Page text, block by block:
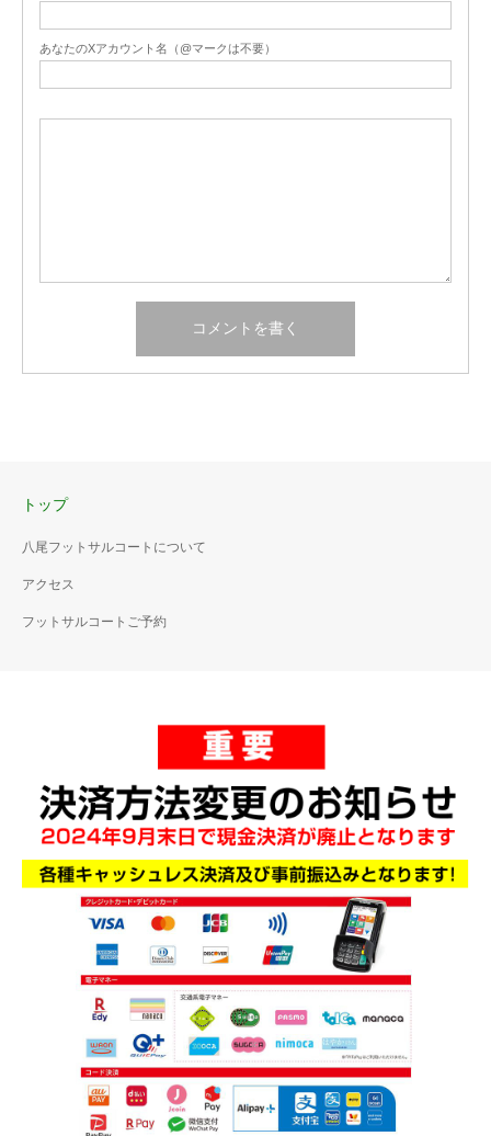
あなたのXアカウント名（@マークは不要）
トップ
八尾フットサルコートについて
アクセス
フットサルコートご予約